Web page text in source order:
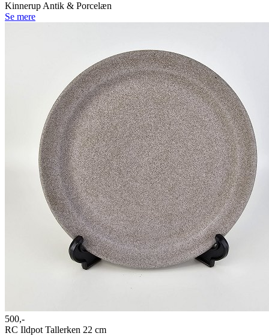
Kinnerup Antik & Porcelæn
Se mere
500,-
RC Ildpot Tallerken 22 cm